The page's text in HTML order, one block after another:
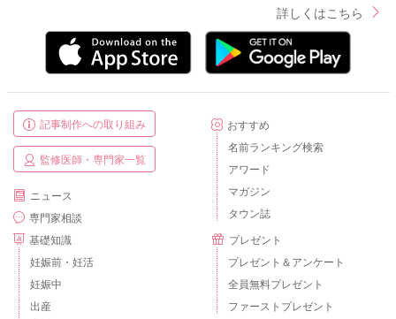
詳しくはこちら
記事制作への取り組み
監修医師・専門家一覧
ニュース
専門家相談
基礎知識
妊娠前・妊活
妊娠中
出産
おすすめ
名前ランキング検索
アワード
マガジン
タウン誌
プレゼント
プレゼント＆アンケート
全員無料プレゼント
ファーストプレゼント